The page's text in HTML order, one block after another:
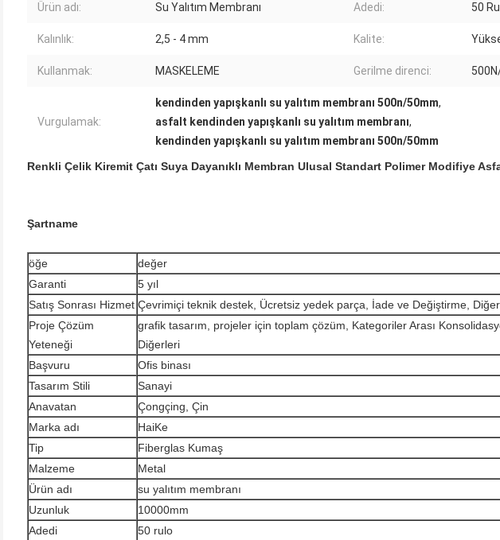
Ürün adı: Su Yalıtım Membranı Adedi: 50
Kalınlık: 2,5 - 4 mm Kalite:
Kullanmak: MASKELEME Gerilme direnci:
Vurgulamak:
kendinden yapışkanlı su yalıtım membranı 500n/50mm,
asfalt kendinden yapışkanlı su yalıtım membranı,
kendinden yapışkanlı su yalıtım membranı 500n/50mm
Renkli Çelik Kiremit Çatı Suya Dayanıklı Membran Ulusal Standart Polimer Modifiye
Şartname
öğe
değer
Garanti
5 yıl
Satış Sonrası Hizmet Çevrimiçi teknik destek, Ücretsiz yedek parça, İade ve Değiştirme, Diğer
Proje Çözüm
Yeteneği
grafik tasarım, projeler için toplam çözüm, Kategoriler Arası
Diğerleri
Başvuru
Ofis binası
Tasarım Stili
Sanayi
Anavatan
Çongçing, Çin
Marka adı
HaiKe
Tip
Fiberglas Kumaş
Malzeme
Metal
Ürün adı
su yalıtım membranı
Uzunluk
10000mm
Adedi
50 rulo